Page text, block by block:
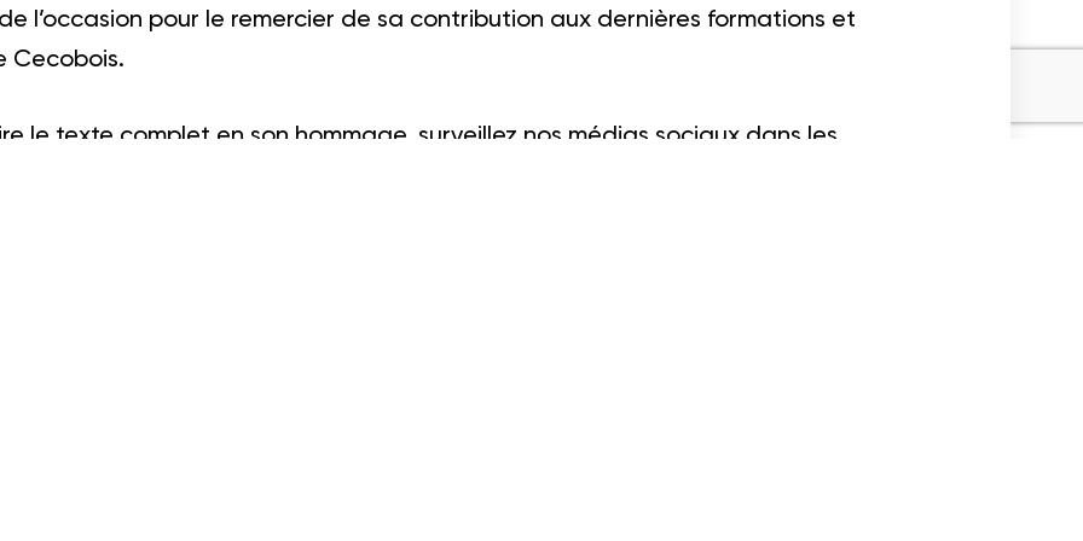
de l’occasion pour le remercier de sa contribution aux dernières formations et
Cecobois.
le texte complet en son hommage, surveillez nos médias sociaux dans les